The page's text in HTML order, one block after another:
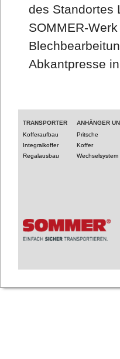
des Standortes
SOMMER-
Abkantpresse
TRANSPORTER
Kofferaufbau
Integralkoffer
Regalausbau
ANHÄNGER
Pritsche
Koffer
Wechselsystem